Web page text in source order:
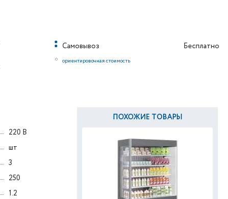
Самовывоз
Бесплатно
* ориентировочная стоимость
220 В
шт
3
250
1.2
ПОХОЖИЕ ТОВАРЫ